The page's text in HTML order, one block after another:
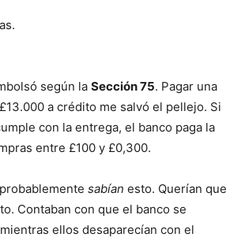
según la Sección 75. Pagar una
a crédito me salvó el pellejo. Si
con la entrega, el banco paga la
entre £100 y £0,300.
sabían esto. Querían que
Contaban con que el banco se
ellos desaparecían con el